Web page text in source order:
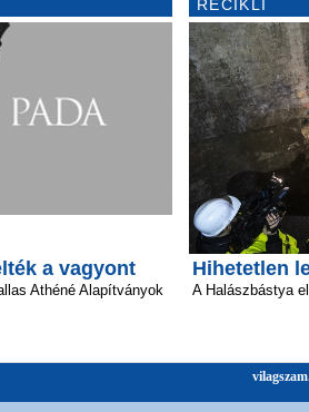
a vagyont
Athéné Alapítványok
RECIKLI
Hihetetlen
A Halászbástya